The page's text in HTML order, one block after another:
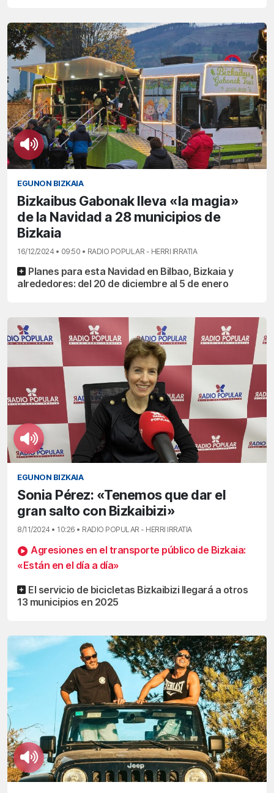
EGUNON BIZKAIA
Bizkaibus Gabonak lleva «la magia»
de la Navidad a 28 municipios de
Bizkaia
16/12/2024 • 09:50 • RADIO POPULAR - HERRI IRRATIA
Planes para esta Navidad en Bilbao, Bizkaia y
alrededores: del 20 de diciembre al 5 de enero
EGUNON BIZKAIA
Sonia Pérez: «Tenemos que dar el
gran salto con Bizkaibizi»
8/11/2024 • 10:26 • RADIO POPULAR - HERRI IRRATIA
Agresiones en el transporte público de Bizkaia:
«Están en el día a día»
El servicio de bicicletas Bizkaibizi llegará a otros
13 municipios en 2025